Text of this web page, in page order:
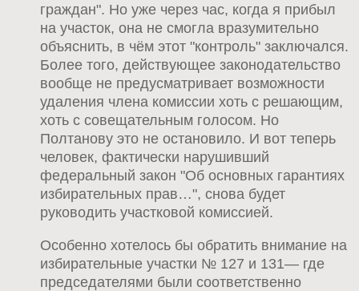
граждан". Но уже через час, когда я прибыл
на участок, она не смогла вразумительно
объяснить, в чём этот "контроль" заключался.
Более того, действующее законодательство
вообще не предусматривает возможности
удаления члена комиссии хоть с решающим,
хоть с совещательным голосом. Но
Полтанову это не остановило. И вот теперь
человек, фактически нарушивший
федеральный закон "Об основных гарантиях
избирательных прав…", снова будет
руководить участковой комиссией.
Особенно хотелось бы обратить внимание на
избирательные участки № 127 и 131— где
председателями были соответственно